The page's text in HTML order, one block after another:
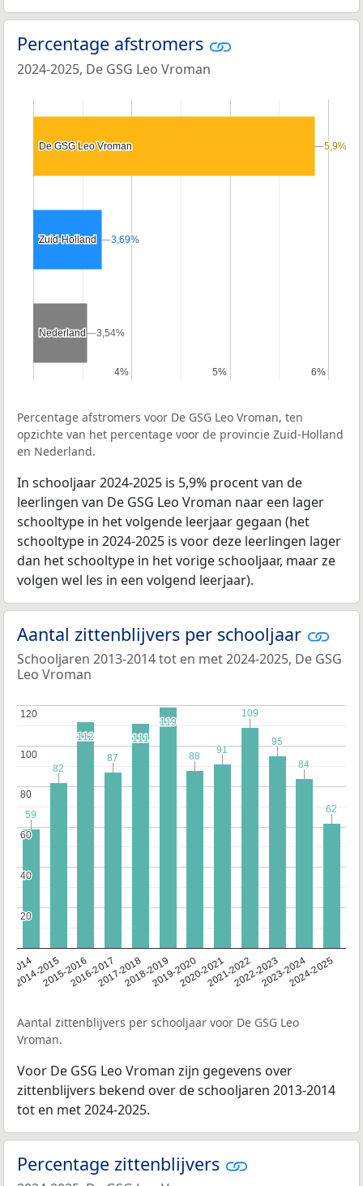
Percentage afstromers
2024-2025, De GSG Leo Vroman
4%
4% 5%
5% 6%
6%
De GSG Leo Vroman
De GSG Leo Vroman
Zuid-Holland
Zuid-Holland
Nederland
Nederland
5,9%
5,9%
3,69%
3,69%
3,54%
3,54%
Percentage afstromers voor De GSG Leo Vroman, ten
opzichte van het percentage voor de provincie Zuid-Holland
en Nederland.
In schooljaar 2024-2025 is 5,9% procent van de
leerlingen van De GSG Leo Vroman naar een lager
schooltype in het volgende leerjaar gegaan (het
schooltype in 2024-2025 is voor deze leerlingen lager
dan het schooltype in het vorige schooljaar, maar ze
volgen wel les in een volgend leerjaar).
Aantal zittenblijvers per schooljaar
Schooljaren 2013-2014 tot en met 2024-2025, De GSG
Leo Vroman
2014
2014-20152015-20162016-20172017-20182018-20192019-20202020-20212021-20222022-20232023-20242024-2025
20
20
40
40
60
60
80
80
100
100
120
120
59
59
82
82
112
112
87
87
111
111
119
119
88
88
91
91
109
109
95
95
84
84
62
62
Aantal zittenblijvers per schooljaar voor De GSG Leo
Vroman.
Voor De GSG Leo Vroman zijn gegevens over
zittenblijvers bekend over de schooljaren 2013-2014
tot en met 2024-2025.
Percentage zittenblijvers